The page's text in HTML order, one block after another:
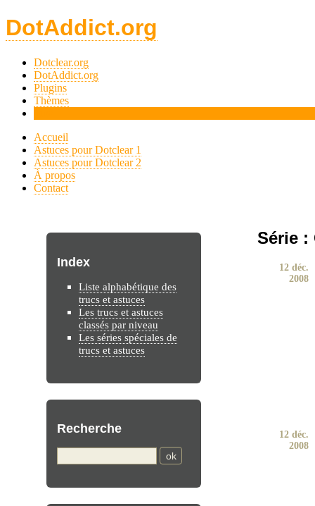
DotAddict.org
Dotclear.org
DotAddict.org
Plugins
Thèmes
Accueil
Astuces pour Dotclear 1
Astuces pour Dotclear 2
À propos
Contact
Série :
12 déc.
2008
12 déc.
2008
Index
Liste alphabétique des
trucs et astuces
Les trucs et astuces
classés par niveau
Les séries spéciales de
trucs et astuces
Recherche